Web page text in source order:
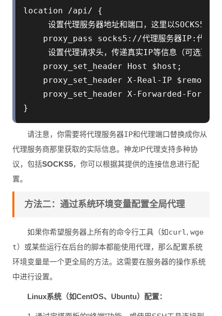
location /api/ {
     设置代理服务器地址和端口，这里以SOCKS5为例
proxy_pass socks5://代理服务器IP:代理端
     设置代理请求头，传递真实IP等信息（可选）
    proxy_set_header Host $host;
proxy_set_header X-Real-IP
proxy_set_header X-Forwarded-For
请注意，你需要将代理服务器IP和代理端口替换成你从
代理服务商那里获取的实际信息。神龙IP代理支持多种协
议，包括SOCKS5，你可以根据其提供的连接信息进行配
置。
方法二：通过系统环境变量配置全局代理
如果你希望服务器上所有的命令行工具（如curl, wge
t）或某些运行在后台的脚本都能使用代理，那么配置系统
环境变量是一个更全局的方法。这需要在服务器的操作系统
中进行设置。
Linux系统（如CentOS、Ubuntu）配置：